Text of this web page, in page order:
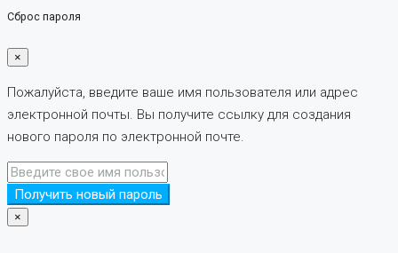
Сброс пароля
×
Пожалуйста, введите ваше имя пользователя или адрес
электронной почты. Вы получите ссылку для создания
нового пароля по электронной почте.
Получить новый пароль
×